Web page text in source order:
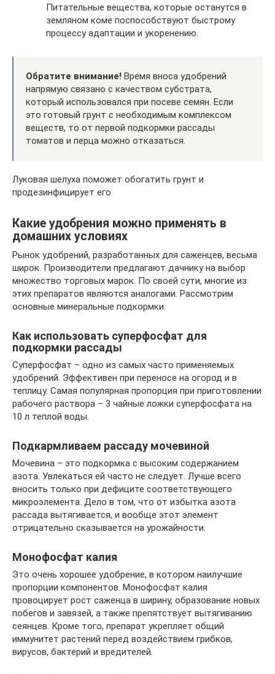
Питательные вещества, которые останутся в
земляном коме поспособствуют быстрому
процессу адаптации и укоренению.
Обратите внимание! Время вноса удобрений
напрямую связано с качеством субстрата,
который использовался при посеве семян. Если
это готовый грунт с необходимым комплексом
веществ, то от первой подкормки рассады
томатов и перца можно отказаться.
Луковая шелуха поможет обогатить грунт и
продезинфицирует его
Какие удобрения можно применять в
домашних условиях
Рынок удобрений, разработанных для саженцев, весьма
широк. Производители предлагают дачнику на выбор
множество торговых марок. По своей сути, многие из
этих препаратов являются аналогами. Рассмотрим
основные минеральные подкормки.
Как использовать суперфосфат для
подкормки рассады
Суперфосфат – одно из самых часто применяемых
удобрений. Эффективен при переносе на огород и в
теплицу. Самая популярная пропорция при приготовлении
рабочего раствора – 3 чайные ложки суперфосфата на
10 л теплой воды.
Подкармливаем рассаду мочевиной
Мочевина – это подкормка с высоким содержанием
азота. Увлекаться ей часто не следует. Лучше всего
вносить только при дефиците соответствующего
микроэлемента. Дело в том, что от избытка азота
рассада вытягивается, и вообще этот элемент
отрицательно сказывается на урожайности.
Монофосфат калия
Это очень хорошее удобрение, в котором наилучшие
пропорции компонентов. Монофосфат калия
провоцирует рост саженца в ширину, образование новых
побегов и завязей, а также препятствует вытягиванию
сеянцев. Кроме того, препарат укрепляет общий
иммунитет растений перед воздействием грибков,
вирусов, бактерий и вредителей.